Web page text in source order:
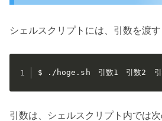
シェルスクリプトには、引数を渡す
$ ./hoge.sh　引数1　引数2　
引数は、シェルスクリプト内では